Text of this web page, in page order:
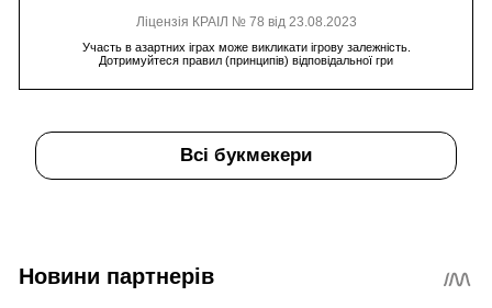
Ліцензія КРАІЛ № 78 від 23.08.2023
Участь в азартних іграх може викликати ігрову залежність.
Дотримуйтеся правил (принципів) відповідальної гри
Всі букмекери